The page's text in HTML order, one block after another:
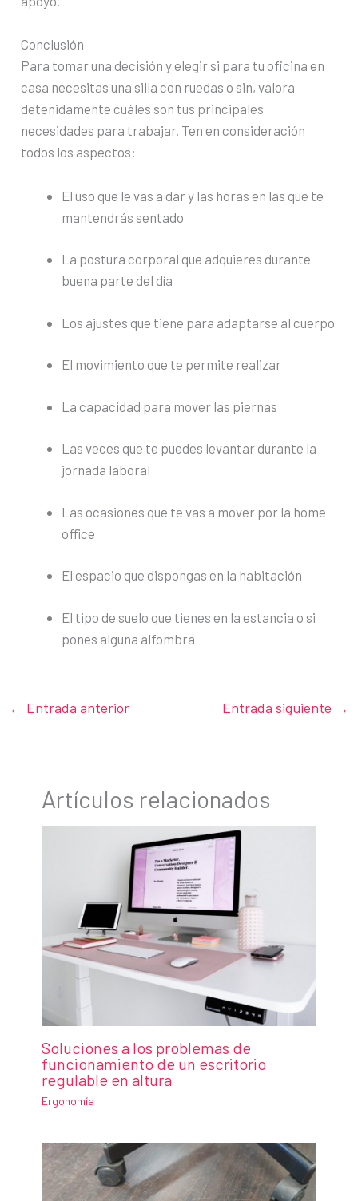
Conclusión
Para tomar una decisión y elegir si para tu oficina en
casa necesitas una silla con ruedas o sin, valora
detenidamente cuáles son tus principales
necesidades para trabajar. Ten en consideración
todos los aspectos:
El uso que le vas a dar y las horas en las que te
mantendrás sentado
La postura corporal que adquieres durante
buena parte del día
Los ajustes que tiene para adaptarse al cuerpo
El movimiento que te permite realizar
La capacidad para mover las piernas
Las veces que te puedes levantar durante la
jornada laboral
Las ocasiones que te vas a mover por la home
office
El espacio que dispongas en la habitación
El tipo de suelo que tienes en la estancia o si
pones alguna alfombra
← Entrada anterior Entrada siguiente →
Artículos relacionados
Soluciones a los problemas de
funcionamiento de un escritorio
regulable en altura
Ergonomía